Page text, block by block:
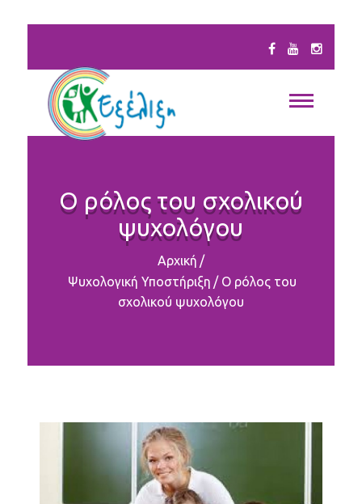
Ο ρόλος του σχολικού
ψυχολόγου
Αρχική /
Ψυχολογική Υποστήριξη /Ο ρόλος του
σχολικού ψυχολόγου